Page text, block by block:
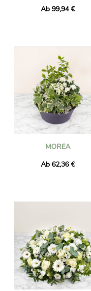
Ab 99,94 €
MOREA
Ab 62,36 €